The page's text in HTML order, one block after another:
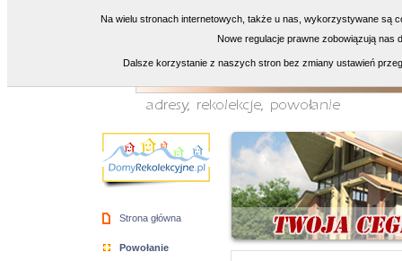
Strona główna
Powołanie
Na wielu stronach internetowych, także u nas, wykorzystywane są
Nowe regulacje prawne zobowiązują nas
Dalsze korzystanie z naszych stron bez zmiany ustawień